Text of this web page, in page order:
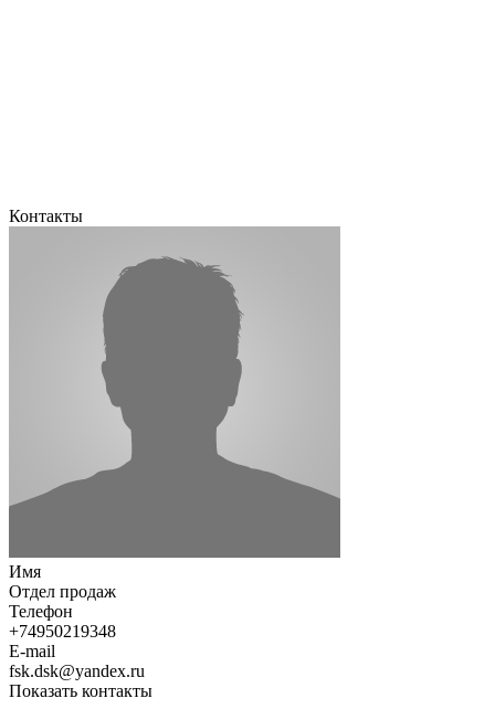
Контакты
Имя
Отдел продаж
Телефон
+74950219348
E-mail
fsk.dsk@yandex.ru
Показать контакты